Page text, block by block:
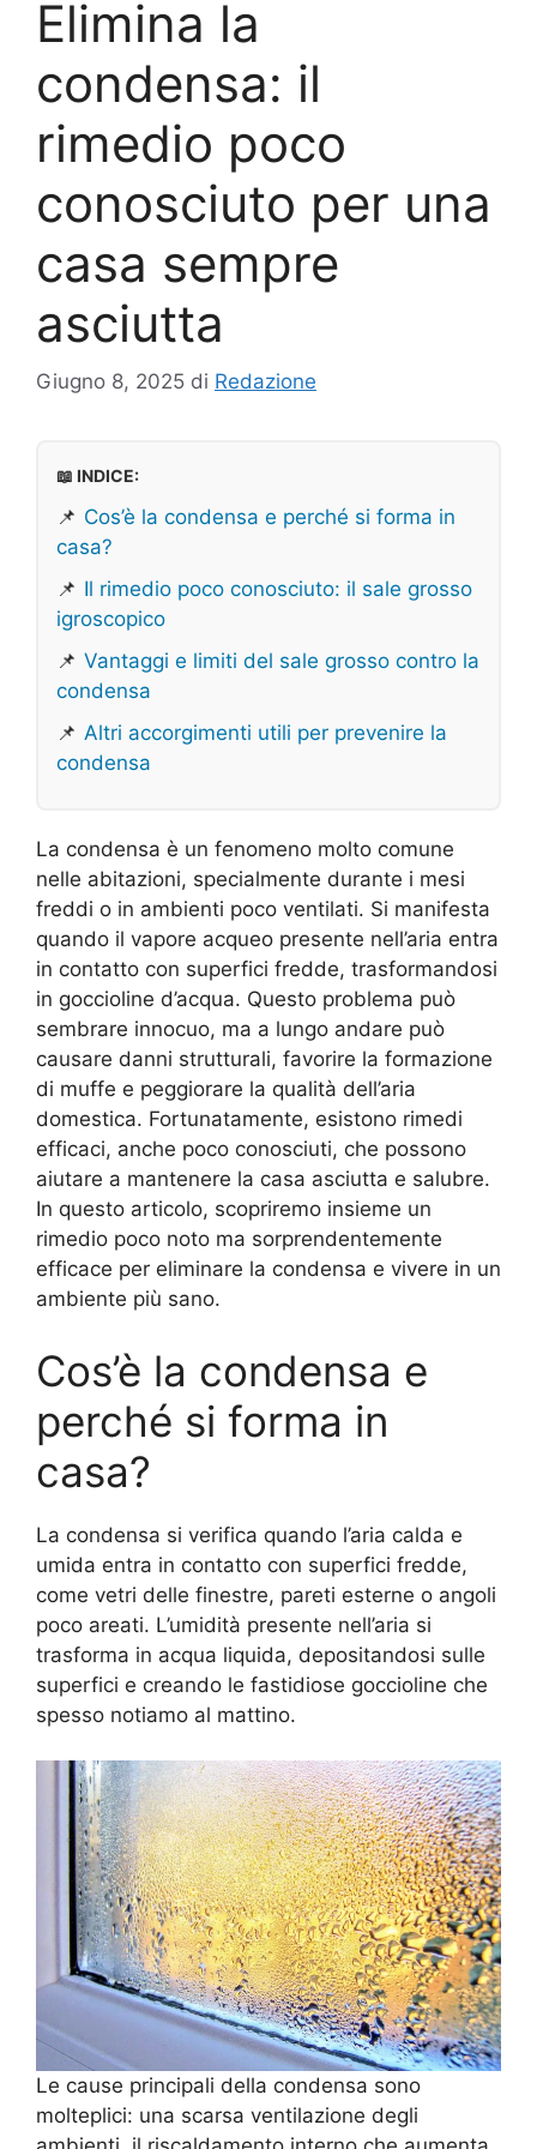
Elimina la
condensa: il
rimedio poco
conosciuto per una
casa sempre
asciutta
Giugno 8, 2025 di Redazione
📖 INDICE:
📌 Cos’è la condensa e perché si forma in
casa?
📌 Il rimedio poco conosciuto: il sale grosso
igroscopico
📌 Vantaggi e limiti del sale grosso contro la
condensa
📌 Altri accorgimenti utili per prevenire la
condensa
La condensa è un fenomeno molto comune
nelle abitazioni, specialmente durante i mesi
freddi o in ambienti poco ventilati. Si manifesta
quando il vapore acqueo presente nell’aria entra
in contatto con superfici fredde, trasformandosi
in goccioline d’acqua. Questo problema può
sembrare innocuo, ma a lungo andare può
causare danni strutturali, favorire la formazione
di muffe e peggiorare la qualità dell’aria
domestica. Fortunatamente, esistono rimedi
efficaci, anche poco conosciuti, che possono
aiutare a mantenere la casa asciutta e salubre.
In questo articolo, scopriremo insieme un
rimedio poco noto ma sorprendentemente
efficace per eliminare la condensa e vivere in un
ambiente più sano.
Cos’è la condensa e
perché si forma in
casa?
La condensa si verifica quando l’aria calda e
umida entra in contatto con superfici fredde,
come vetri delle finestre, pareti esterne o angoli
poco areati. L’umidità presente nell’aria si
trasforma in acqua liquida, depositandosi sulle
superfici e creando le fastidiose goccioline che
spesso notiamo al mattino.
Le cause principali della condensa sono
molteplici: una scarsa ventilazione degli